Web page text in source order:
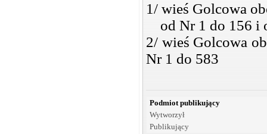
1/ wieś Golcowa
od Nr 1 do 156 i
2/ wieś Golcowa
Nr 1 do 583
Podmiot publikujący
Wytworzył
Publikujący